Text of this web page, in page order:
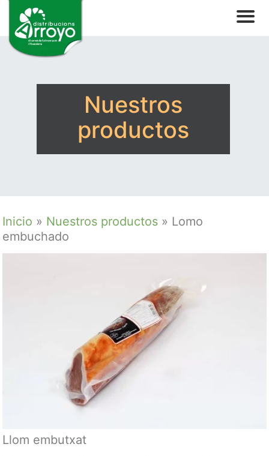
Nuestros
productos
Inicio » Nuestros productos » Lomo
embuchado
Llom embutxat